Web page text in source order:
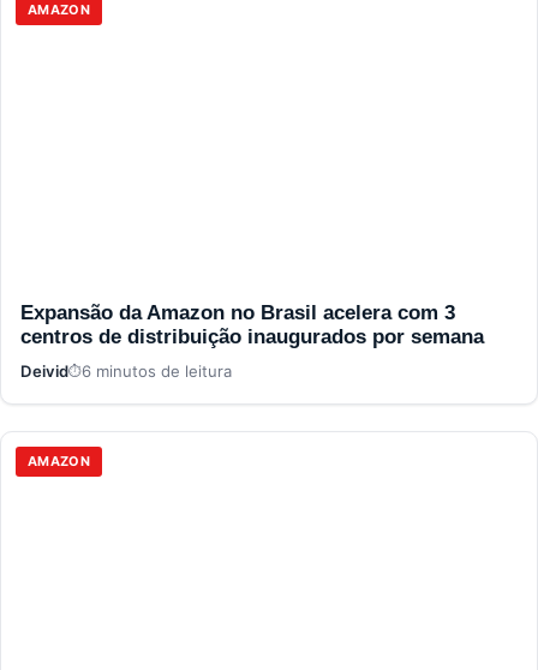
AMAZON
Expansão da Amazon no Brasil acelera com 3
centros de distribuição inaugurados por semana
Deivid 6 minutos de leitura
AMAZON